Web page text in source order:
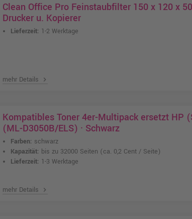
Clean Office Pro Feinstaubfilter 150 x 120 x
Drucker u. Kopierer
Lieferzeit: 1-2 Werktage
mehr Details chevron_right
Kompatibles Toner 4er-Multipack ersetzt HP
(ML-D3050B/ELS) · Schwarz
Farben: schwarz
Kapazität: bis zu 32000 Seiten (ca. 0,2 Cent / Seite)
Lieferzeit: 1-3 Werktage
mehr Details chevron_right